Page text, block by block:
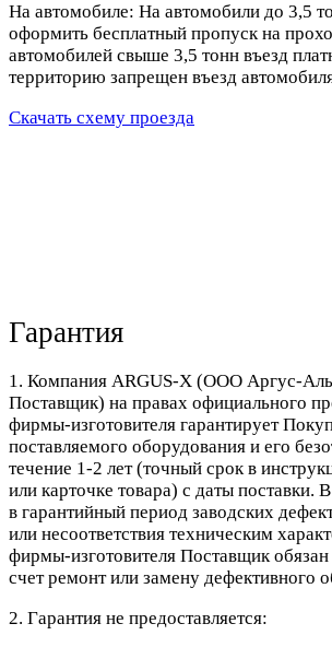
На автомобиле: На автомобили до 3,5
оформить бесплатный пропуск на
автомобилей свыше 3,5 тонн въезд
территорию запрещен въезд
Скачать схему проезда
Гарантия
1. Компания ARGUS-X (ООО Аргус-
Поставщик) на правах официального
фирмы-изготовителя гарантирует
поставляемого оборудования и его
течение 1-2 лет (точный срок в
или карточке товара) с даты поставки.
в гарантийный период заводских
или несоответствия техническим
фирмы-изготовителя Поставщик
счет ремонт или замену дефективного
2. Гарантия не предоставляется: